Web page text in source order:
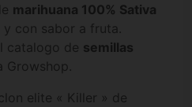
marihuana 100% Sativa
con sabor a fruta.
catalogo de semillas
Growshop.
elite « Killer » de